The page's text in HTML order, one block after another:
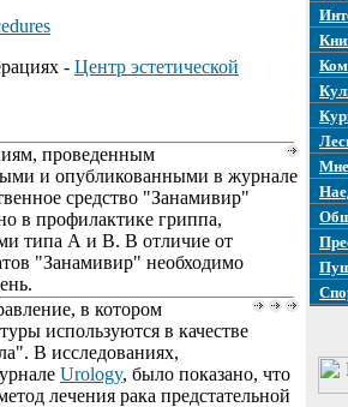
- Центр эстетической
проведенным
и опубликованными в журнале
средство "Занамивир"
в профилактике гриппа,
типа А и В. В отличие от
"Занамивир" необходимо
в котором
используются в качестве
В исследованиях,
Urology, было показано, что
лечения рака предстательной